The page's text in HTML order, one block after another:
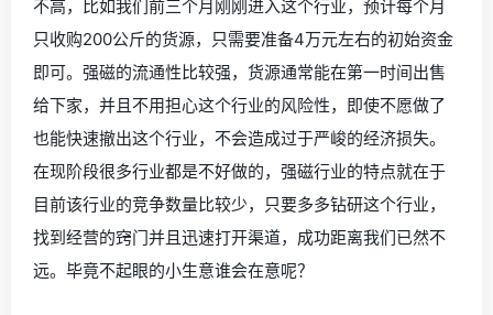
不高，比如我们前三个月刚刚进入这个行业，预计每个月
只收购200公斤的货源，只需要准备4万元左右的初始资金
即可。强磁的流通性比较强，货源通常能在第一时间出售
给下家，并且不用担心这个行业的风险性，即使不愿做了
也能快速撤出这个行业，不会造成过于严峻的经济损失。
在现阶段很多行业都是不好做的，强磁行业的特点就在于
目前该行业的竞争数量比较少，只要多多钻研这个行业，
找到经营的窍门并且迅速打开渠道，成功距离我们已然不
远。毕竟不起眼的小生意谁会在意呢？